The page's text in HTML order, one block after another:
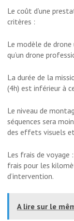
Le coût d’une
critères :
Le modèle de
qu’un drone
La durée de la
(4h) est inférieur à
Le niveau de
séquences sera
des effets visuels
Les frais de
frais pour les
d’intervention.
A lire sur le